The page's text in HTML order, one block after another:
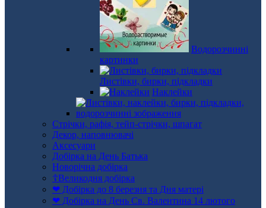
Водорозчинні
картинки
Листівки, бирки, підкладки
Наклейки
Стрічки, рафія, тейп-стрічки, шпагат
Декор, наповнювачі
Аксесуари
Добірка на День Батька
Новорічна добірка
☦Великодня добірка
❤ Добірка до 8 березня та Дня матері
❤ Добірка на День Св. Валентина 14 лютого